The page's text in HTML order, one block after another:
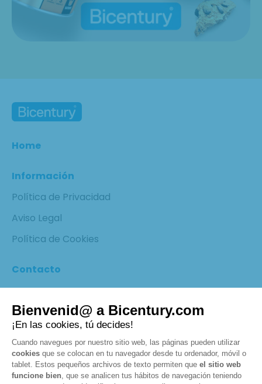
Home
Información
Política de Privacidad
Aviso Legal
Política de Cookies
Contacto
¡SÍGUENOS EN LAS REDES
SOCIALES!